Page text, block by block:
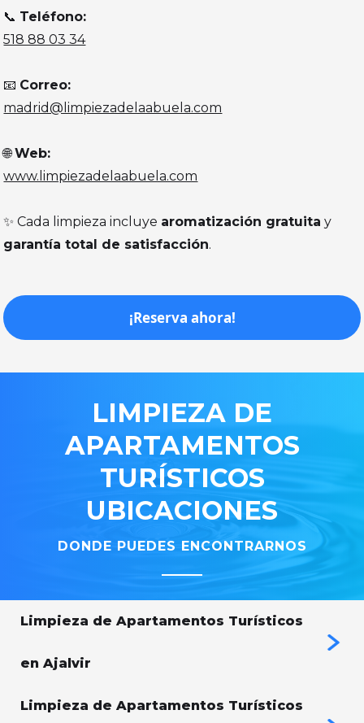
📞 Teléfono:
518 88 03 34
📧 Correo:
madrid@limpiezadelaabuela.com
🌐Web:
www.limpiezadelaabuela.com
✨ Cada limpieza incluye aromatización gratuita y
garantía total de satisfacción.
¡Reserva ahora!
LIMPIEZA DE
APARTAMENTOS
TURÍSTICOS
UBICACIONES
DONDE PUEDES ENCONTRARNOS
Limpieza de Apartamentos Turísticos
en Ajalvir
Limpieza de Apartamentos Turísticos